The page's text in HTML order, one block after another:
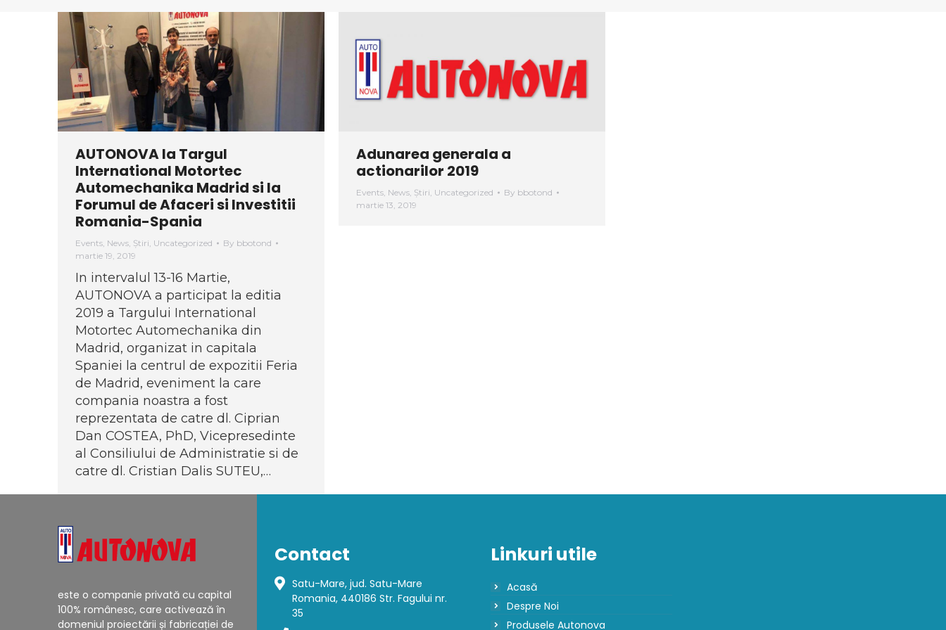
AUTONOVA la Targul
International Motortec
Automechanika Madrid si la
Forumul de Afaceri si Investitii
Romania-Spania
Events News Știri Uncategorized By bbotond
martie 19, 2019
In intervalul 13-16 Martie,
AUTONOVA a participat la editia
2019 a Targului International
Motortec Automechanika din
Madrid, organizat in capitala
Spaniei la centrul de expozitii Feria
de Madrid, eveniment la care
compania noastra a fost
reprezentata de catre dl. Ciprian
Dan COSTEA, PhD, Vicepresedinte
al Consiliului de Administratie si de
catre dl. Cristian Dalis SUTEU,…
Adunarea generala a
actionarilor 2019
Events News Știri Uncategorized By bbotond
martie 13, 2019
este o companie privată cu capital
100% românesc, care activează în
domeniul proiectării și fabricației de
Contact
Satu-Mare, jud. Satu-Mare
Romania, 440186 Str. Fagului nr.
35
Linkuri utile
Acasă
Despre Noi
Produsele Autonova